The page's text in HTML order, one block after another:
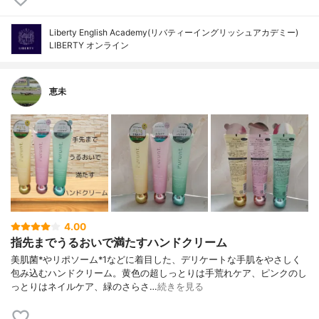
Liberty English Academy(リバティーイングリッシュアカデミー)
LIBERTY オンライン
恵未
4.00
指先までうるおいで満たすハンドクリーム
美肌菌*やリポソーム*1などに着目した、デリケートな手肌をやさしく
包み込むハンドクリーム。黄色の超しっとりは手荒れケア、ピンクのし
っとりはネイルケア、緑のさらさ…続きを見る